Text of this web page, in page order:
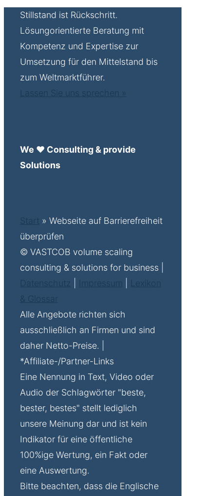
Stillstand ist Rückschritt.
Lösungorientierte Beratung mit
Kompetenz und Expertise zur
Umsetzung für den Mittelstand bis
zum Weltmarktführer.
Lassen Sie uns sprechen »
We ♥ Consulting & provide
Solutions
Start » Webseite auf Barrierefreiheit
überprüfen
© VASTCOB volume scaling
consulting & solutions for business |
Datenschutz
Impressum
Lexikon
& Glossar
Alle Angebote richten sich
ausschließlich an Firmen und sind
daher Netto-Preise. |
*Affiliate-/Partner-Links
Eine Nennung in Text, Video oder
Audio der Schlagwörter "beste,
bester, bestes" stellt lediglich
unsere Meinung dar und ist kein
Indikator für eine öffentliche
100%ige Wertung, ein Fakt oder
eine Auswertung.
Bitte beachten, dass die Englische